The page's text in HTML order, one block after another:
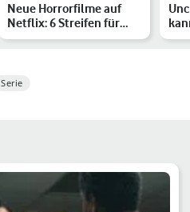
Neue Horrorfilme auf
Netflix: 6 Streifen für
Deinen Gruselabend
Serie